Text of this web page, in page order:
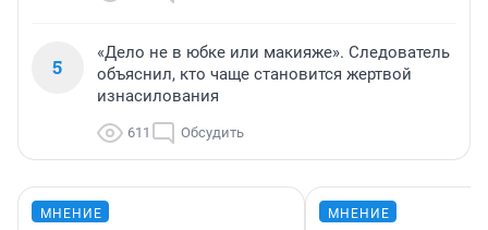
5
«Дело не в юбке или макияже». Следователь
объяснил, кто чаще становится жертвой
изнасилования
611 Обсудить
МНЕНИЕ МНЕНИЕ